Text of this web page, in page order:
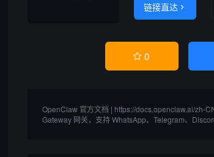
链接直达 
 0
OpenClaw 官方文档 | https://docs.openclaw.ai/zh-
Gateway 网关，支持 WhatsApp、Telegram、